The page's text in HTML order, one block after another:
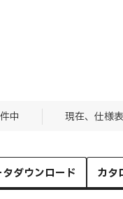
件中 現在、仕様
ダウンロード カタ